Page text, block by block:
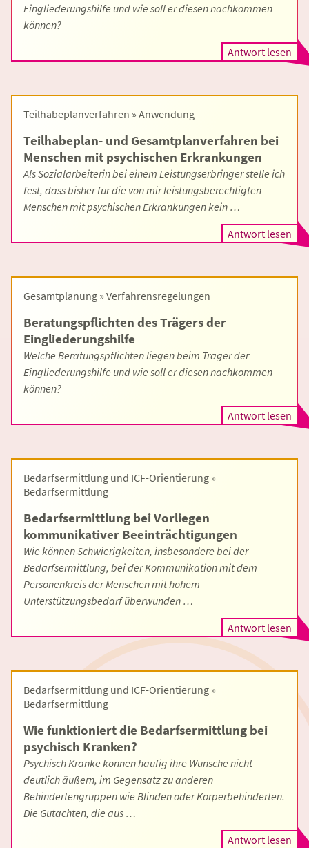
Eingliederungshilfe und wie soll er diesen nachkommen
können?
Antwort lesen
Teilhabeplanverfahren » Anwendung
Teilhabeplan- und Gesamtplanverfahren bei
Menschen mit psychischen Erkrankungen
Als Sozialarbeiterin bei einem Leistungserbringer stelle ich
fest, dass bisher für die von mir leistungsberechtigten
Menschen mit psychischen Erkrankungen kein …
Antwort lesen
Gesamtplanung » Verfahrensregelungen
Beratungspflichten des Trägers der
Eingliederungshilfe
Welche Beratungspflichten liegen beim Träger der
Eingliederungshilfe und wie soll er diesen nachkommen
können?
Antwort lesen
Bedarfsermittlung und ICF-Orientierung »
Bedarfsermittlung
Bedarfsermittlung bei Vorliegen
kommunikativer Beeinträchtigungen
Wie können Schwierigkeiten, insbesondere bei der
Bedarfsermittlung, bei der Kommunikation mit dem
Personenkreis der Menschen mit hohem
Unterstützungsbedarf überwunden …
Antwort lesen
Bedarfsermittlung und ICF-Orientierung »
Bedarfsermittlung
Wie funktioniert die Bedarfsermittlung bei
psychisch Kranken?
Psychisch Kranke können häufig ihre Wünsche nicht
deutlich äußern, im Gegensatz zu anderen
Behindertengruppen wie Blinden oder Körperbehinderten.
Die Gutachten, die aus …
Antwort lesen